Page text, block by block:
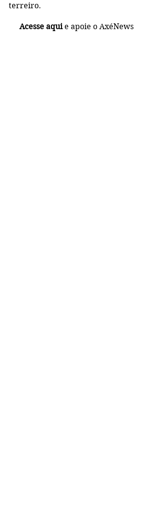
terreiro.
Acesse aqui e apoie o AxéNews